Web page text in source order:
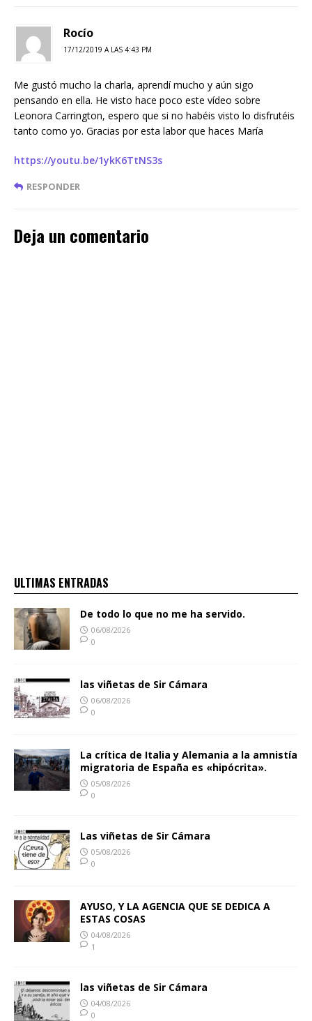
Rocío
17/12/2019 A LAS 4:43 PM
Me gustó mucho la charla, aprendí mucho y aún sigo
pensando en ella. He visto hace poco este vídeo sobre
Leonora Carrington, espero que si no habéis visto lo disfrutéis
tanto como yo. Gracias por esta labor que haces María
https://youtu.be/1ykK6TtNS3s
RESPONDER
Deja un comentario
ULTIMAS ENTRADAS
De todo lo que no me ha servido.
06/08/2026
0
las viñetas de Sir Cámara
06/08/2026
0
La crítica de Italia y Alemania a la amnistía
migratoria de España es «hipócrita».
05/08/2026
0
Las viñetas de Sir Cámara
05/08/2026
0
AYUSO, Y LA AGENCIA QUE SE DEDICA A
ESTAS COSAS
04/08/2026
1
las viñetas de Sir Cámara
04/08/2026
0